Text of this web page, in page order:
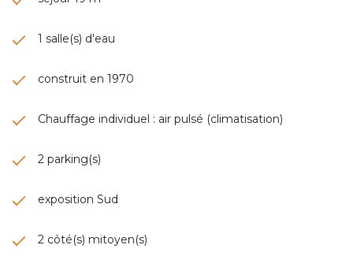
1 salle(s) d'eau
construit en 1970
Chauffage individuel : air pulsé (climatisation)
2 parking(s)
exposition Sud
2 côté(s) mitoyen(s)